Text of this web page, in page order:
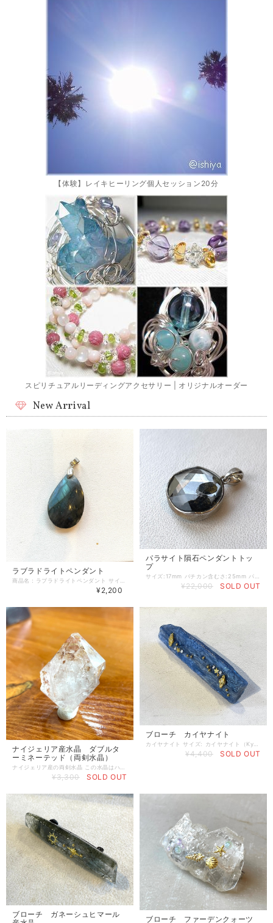
【体験】レイキヒーリング個人セッション20分
スピリチュアルリーディングアクセサリー | オリジナルオーダー
New Arrival
ラブラドライトペンダント
¥2,200
パラサイト隕石ペンダントトッ
プ
サイズ:17mm バチカン含むさ:25mm パラサイト隕石は、心の中心軸を安定させる！ ・迷いの解消 ・決断力の強化 ・自分の本質に戻る といった「内面の軸」を整える助けになると言われています。 直感力・インスピレーションを高めるとしても代表的です。 宇宙由来の石に共通して 「高次とつながる」「直感が冴える」 といった意味があり、パラサイトはその中でも強いとされます。 ご縁の石・持ち主を選ぶ隕石の一つで、 一点ごとに結晶の配置が異なり、 “縁がある人のもとへ届く” と語られることが多い隕石です。 「惹かれたら、それは出会いのサイン」ともいわれています。 ネガティブエネルギーの浄化 金属の強い保護力と オリビンの癒し・安心感が合わさっているため、 ・邪気払い ・空間の浄化 ・エネルギーバランス調整 などのサポートに良いとされています。 では、パラサイトは鉱物的にはどんな隕石か？ 1. コアとマントルの境界から来た隕石 パラサイト隕石は、 惑星の“核（鉄）”と“マントル（かんらん石＝オリビン）”の境界部分が 衝突によって宇宙に飛び散り、冷え固まったものと考えられています。 つまり、地球の内部構造に近い層の物質が宇宙空間にある—— とても珍しいタイプの隕石です。 2. 透明〜黄緑の「オリビン結晶」が特徴 パラサイトには、 金属（ニッケル鉄）に オリビン（かんらん石・ペリドットの仲間） が 散りばめられています。 光に透かすと宝石のように輝くため “宇宙の宝石”と呼ばれることもあります。 3. 隕石の中でも非常に稀少 全隕石のうち 約1%以下 と言われるほど少なく、 採取される量も限られている希少種です。
¥22,000 SOLD OUT
ナイジェリア産水晶 ダブルタ
ーミネーテッド（両剣水晶）
ナイジェリア産の両剣水晶 この水晶はハーキマーダイヤモンドを思わせる水晶です。 ダブルターミネーテッドで、片方の結晶はタビーでとてもパワフル差を感じます。 照りもあり綺麗な水晶の結晶です。 透明なクォーツポイント、内包物あり。 - 石の種類: 水晶（クォーツ） - 色: 透明 - 形状: ポイント型・両剣（ダブルターミネーテッド） - 特徴: 内包物あり - サイズ: 約34×25×25mm ナイジェリア産のダブルターミネーテッド水晶は、その名の通り両端が尖った独特の形状を持ち、どちらの端からもエネルギーの出し入れが可能です。この特性は、持ち主に活力を与え、心身のバランスを整える手助けをしてくれるでしょう。 ダブルターミネーテッドは、美しい照りを持つ透明な水晶で、まるでハーキマーダイヤモンドのような魅力を放っています。その輝きは見る者を引き寄せ、この水晶が持つ神秘的なパワーを感じさせてくれます。使用することでクリアな思考を促進し、周囲とのエネルギーのやり取りをスムーズにしてくれるでしょう。 ご覧いただきありがとうございます。
¥3,300 SOLD OUT
ブローチ カイヤナイト
¥4,400 SOLD OUT
ブローチ ガネーシュヒマール
ブローチ ファーデンクォーツ